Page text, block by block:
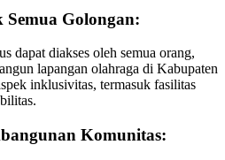
Golongan:
dapat diakses oleh semua orang,
lapangan olahraga di Kabupaten
inklusivitas, termasuk fasilitas
Komunitas: